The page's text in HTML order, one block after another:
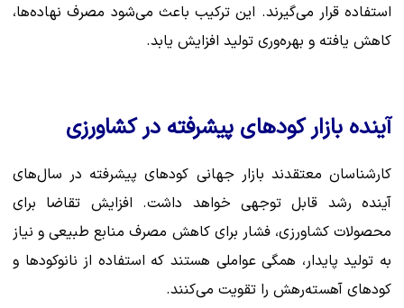
استفاده قرار می‌گیرند. این ترکیب باعث می‌شود مصرف نهاده‌ها،
کاهش یافته و بهره‌وری تولید افزایش یابد.
آینده بازار کودهای پیشرفته در کشاورزی
کارشناسان معتقدند بازار جهانی کودهای پیشرفته در سال‌های
آینده رشد قابل توجهی خواهد داشت. افزایش تقاضا برای
محصولات کشاورزی، فشار برای کاهش مصرف منابع طبیعی و نیاز
به تولید پایدار، همگی عواملی هستند که استفاده از نانوکودها و
کودهای آهسته‌رهش را تقویت می‌کنند.